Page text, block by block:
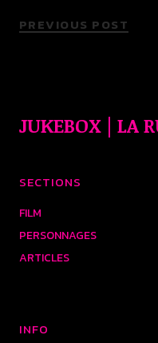
PREVIOUS POST
JUKEBOX | LA
SECTIONS
FILM
PERSONNAGES
ARTICLES
INFO